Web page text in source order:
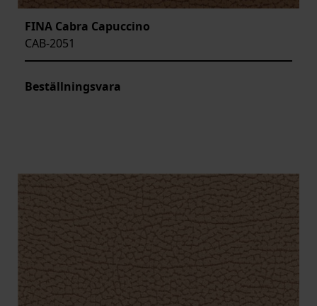
FINA Cabra Capuccino
CAB-2051
Beställningsvara